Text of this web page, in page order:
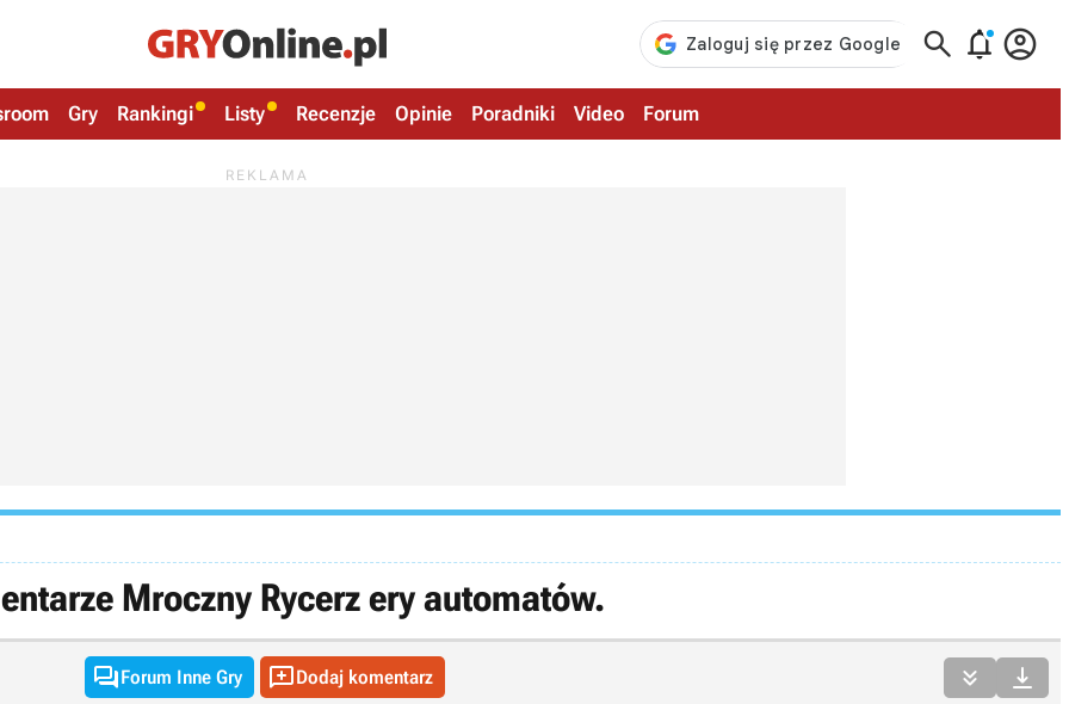
  
Gry Rankingi Listy Recenzje Opinie Poradniki Video Forum
Mroczny Rycerz ery automatów.
Forum Inne Gry Dodaj komentarz  